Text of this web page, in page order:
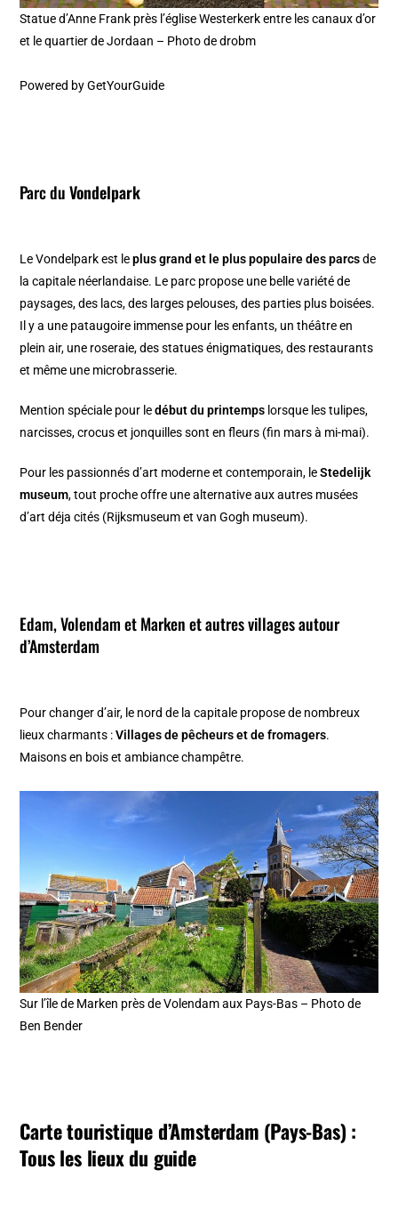
Statue d’Anne Frank près l’église Westerkerk entre les canaux d’or
et le quartier de Jordaan – Photo de drobm
Powered byGetYourGuide
Parc duVondelpark
Le Vondelpark est leplus grand et le plus populaire des parcsde
la capitale néerlandaise. Le parc propose une belle variété de
paysages, des lacs, des larges pelouses, des parties plus boisées.
Il y a une pataugoire immense pour les enfants, un théâtre en
plein air, une roseraie, des statues énigmatiques, des restaurants
et même une microbrasserie.
Mention spéciale pour ledébut du printemps lorsque les tulipes,
narcisses, crocus et jonquilles sont en fleurs (fin mars à mi-mai).
Pour les passionnés d’art moderne et contemporain, leStedelijk
museum, tout proche offre une alternative aux autres musées
d’art déja cités (Rijksmuseum et van Gogh museum).
Edam, Volendam et Markenet autres villages autour
d’Amsterdam
Pour changer d’air, le nord de la capitale propose de nombreux
lieux charmants :Villages de pêcheurs et de fromagers.
Maisons en bois et ambiance champêtre.
Sur l’île de Marken près de Volendam aux Pays-Bas – Photo de
Ben Bender
Carte touristique d’Amsterdam (Pays-Bas) :
Tous les lieux du guide